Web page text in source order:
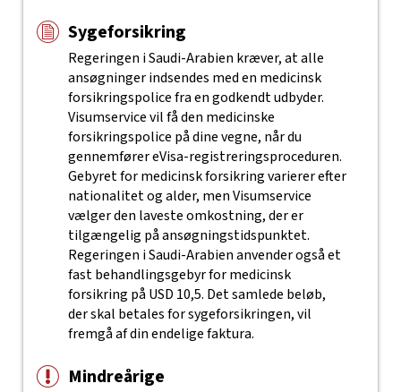
Sygeforsikring
Regeringen i Saudi-Arabien kræver, at alle
ansøgninger indsendes med en medicinsk
forsikringspolice fra en godkendt udbyder.
Visumservice vil få den medicinske
forsikringspolice på dine vegne, når du
gennemfører eVisa-registreringsproceduren.
Gebyret for medicinsk forsikring varierer efter
nationalitet og alder, men Visumservice
vælger den laveste omkostning, der er
tilgængelig på ansøgningstidspunktet.
Regeringen i Saudi-Arabien anvender også et
fast behandlingsgebyr for medicinsk
forsikring på USD 10,5. Det samlede beløb,
der skal betales for sygeforsikringen, vil
fremgå af din endelige faktura.
Mindreårige